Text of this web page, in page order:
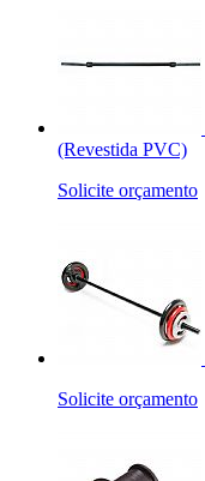
(Revestida PVC)
Solicite orçamento
Solicite orçamento